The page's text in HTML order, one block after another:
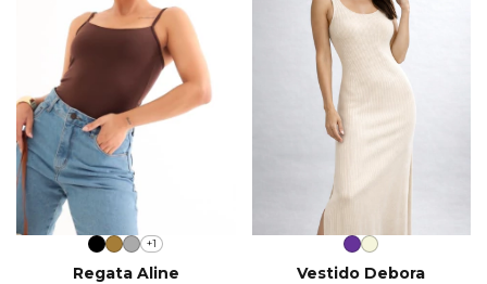
+1
Regata Aline Vestido Debora